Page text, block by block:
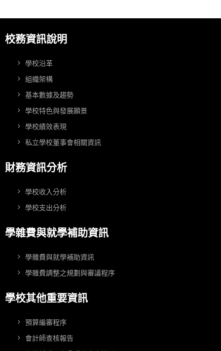
校務資訊說明
學校沿革
組織架構
基本數據及趨勢
學校特色與發展願景
學校績效表現
私立學校董事會相關資訊
財務資訊分析
學校收入分析
學校支出分析
學雜費與就學補助資訊
學雜費與就學補助資訊
學雜費調整之規劃與審議程序
學校其他重要資訊
預算編審程序
會計師查核報告